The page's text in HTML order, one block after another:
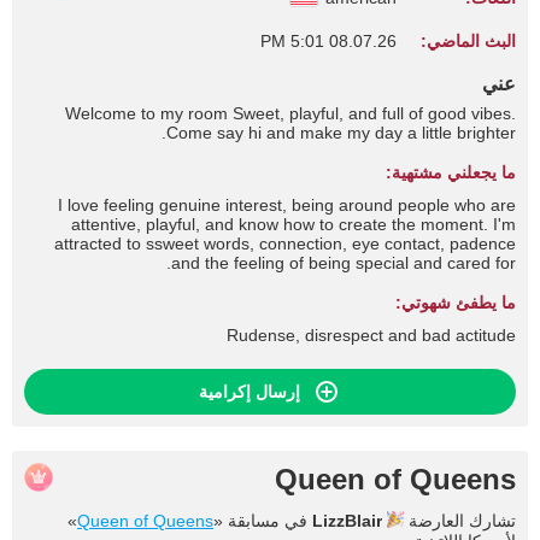
البث الماضي: 08.07.26 5:01 PM
عني
Welcome to my room Sweet, playful, and full of good vibes.
Come say hi and make my day a little brighter.
ما يجعلني مشتهية:
I love feeling genuine interest, being around people who are
attentive, playful, and know how to create the moment. I'm
attracted to ssweet words, connection, eye contact, padence
and the feeling of being special and cared for.
ما يطفئ شهوتي:
Rudense, disrespect and bad actitude
إرسال إكرامية
Queen of Queens
تشارك العارضة LizzBlair في مسابقة «Queen of Queens
»